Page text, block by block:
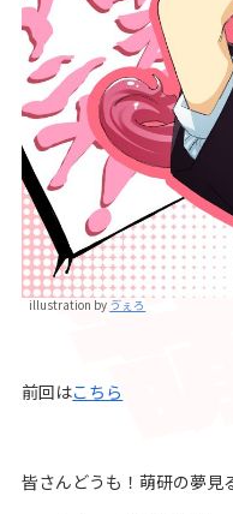
illustration by ゔぇろ
前回はこちら
皆さんどうも！萌研の夢見